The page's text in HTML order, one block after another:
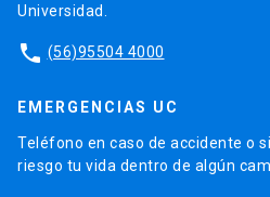
Universidad.
phone (56)95504 4000
EMERGENCIAS UC
Teléfono en caso de accidente o
riesgo tu vida dentro de algún